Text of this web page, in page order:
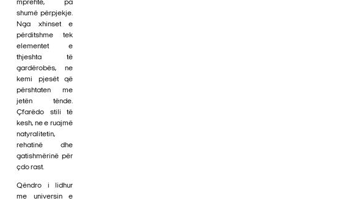
mprehtë, pa
shumë përpjekje.
Nga xhinset e
përditshme tek
elementet e
thjeshta të
gardërobës, ne
kemi pjesët që
përshtaten me
jetën tënde.
Çfarëdo stili të
kesh, ne e ruajmë
natyralitetin,
rehatinë dhe
gatishmërinë për
çdo rast.
Qëndro i lidhur
me universin e